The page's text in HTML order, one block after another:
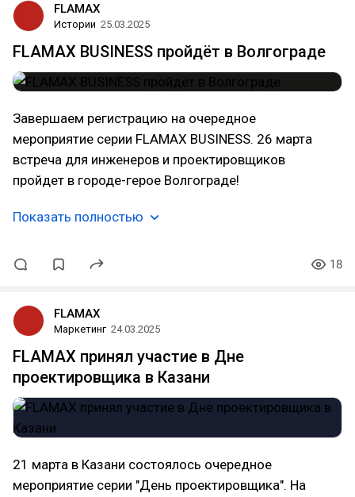
FLAMAX
Истории 25.03.2025
FLAMAX BUSINESS пройдёт в Волгограде
Завершаем регистрацию на очередное
мероприятие серии FLAMAX BUSINESS. 26 марта
встреча для инженеров и проектировщиков
пройдет в городе-герое Волгограде!
Показать полностью
18
FLAMAX
Маркетинг 24.03.2025
FLAMAX принял участие в Дне
проектировщика в Казани
21 марта в Казани состоялось очередное
мероприятие серии "День проектировщика". На